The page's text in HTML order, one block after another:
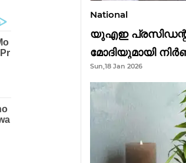
National
യുഎഇ പ്രസിഡന്റ്
മോദിയുമായി
Sun,18 Jan 2026